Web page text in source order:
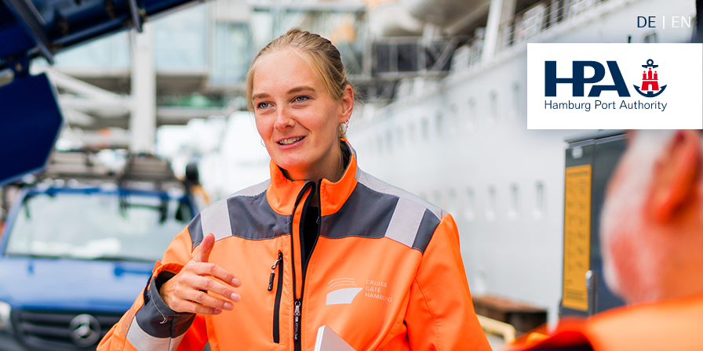
DE EN
Center der HPA
aller Verkehrsmeldungen im Hafen am